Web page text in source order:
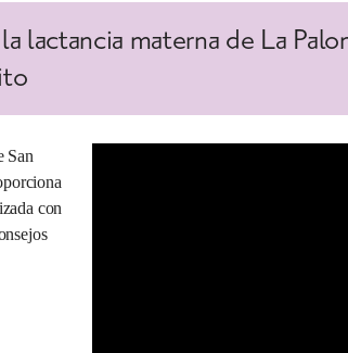
lactancia materna de La
San
con